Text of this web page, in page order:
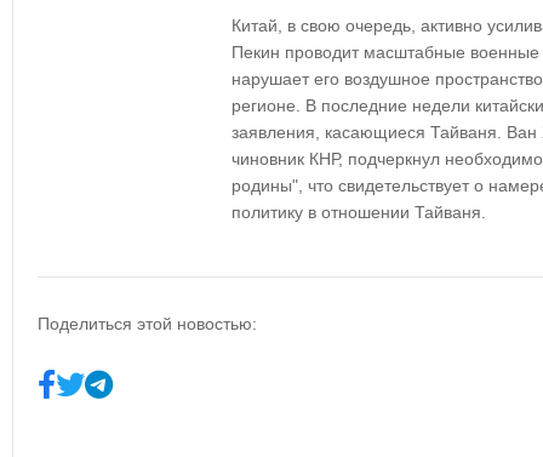
Китай, в свою очередь, активно
Пекин проводит масштабные военные
нарушает его воздушное
регионе. В последние недели
заявления, касающиеся Тайваня. Ван
чиновник КНР, подчеркнул
родины", что свидетельствует о
политику в отношении Тайваня.
Поделиться этой новостью: